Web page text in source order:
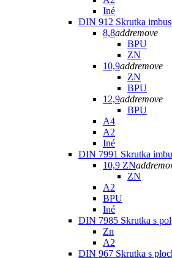
Iné
DIN 912 Skrutka
8,8addremove
BPU
ZN
10,9addremove
ZN
BPU
12,9addremove
BPU
A4
A2
Iné
DIN 7991 Skrutka
10,9 ZNadd
ZN
A2
BPU
Iné
DIN 7985 Skrutka s
Zn
A2
DIN 967 Skrutka s